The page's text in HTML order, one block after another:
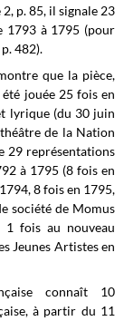
p. 85, il signale 23
1793 à 1795 (pour
482).
que la pièce,
jouée 25 fois en
lyrique (du 30 juin
de la Nation
29 représentations
à 1795 (8 fois en
8 fois en 1795,
société de Momus
1 fois au nouveau
Jeunes Artistes en
connaît 10
à partir du 11